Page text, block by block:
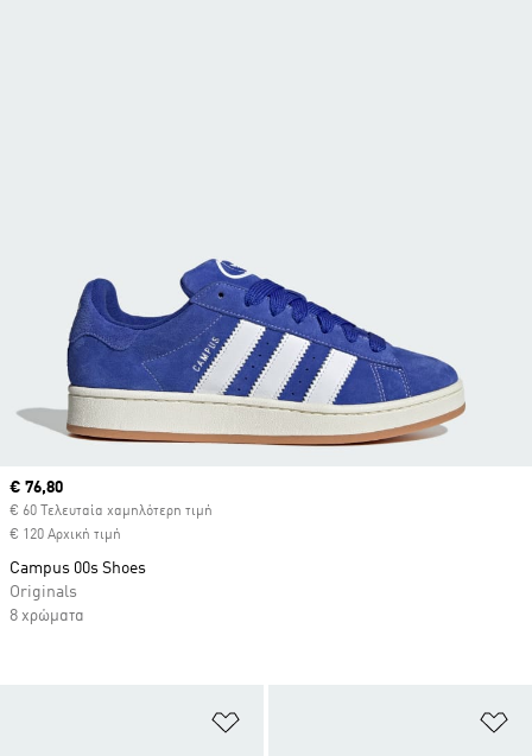
Προσθήκη στη Λίστα Επιθυμιών
Current price
€ 76,80
€ 60 Τελευταία χαμηλότερη τιμή
€ 120 Αρχική τιμή
Campus 00s Shoes
Originals
8 χρώματα